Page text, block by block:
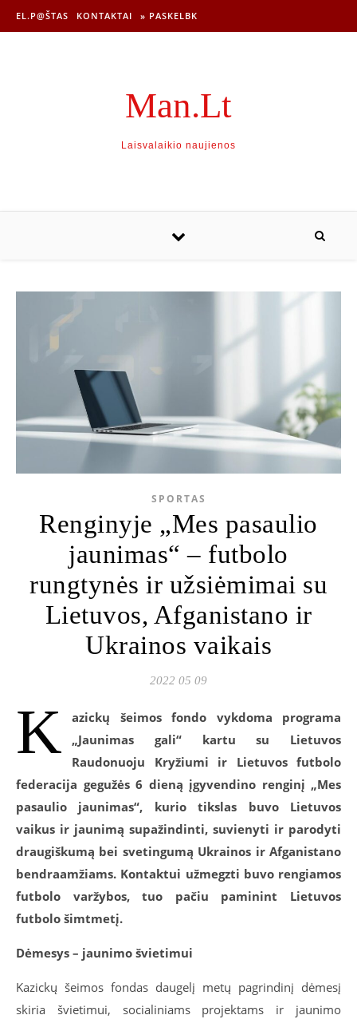
EL.P@ŠTAS KONTAKTAI » PASKELBK
Man.Lt
Laisvalaikio naujienos
SPORTAS
Renginyje „Mes pasaulio
jaunimas“ – futbolo
rungtynės ir užsiėmimai su
Lietuvos, Afganistano ir
Ukrainos vaikais
2022 05 09
K
azickų šeimos fondo vykdoma programa
„Jaunimas gali“ kartu su Lietuvos
Raudonuoju Kryžiumi ir Lietuvos futbolo
federacija gegužės 6 dieną įgyvendino renginį „Mes
pasaulio jaunimas“, kurio tikslas buvo Lietuvos
vaikus ir jaunimą supažindinti, suvienyti ir parodyti
draugiškumą bei svetingumą Ukrainos ir Afganistano
bendraamžiams. Kontaktui užmegzti buvo rengiamos
futbolo varžybos, tuo pačiu paminint Lietuvos
futbolo šimtmetį.
Dėmesys – jaunimo švietimui
Kazickų šeimos fondas daugelį metų pagrindinį dėmesį
skiria švietimui, socialiniams projektams ir jaunimo